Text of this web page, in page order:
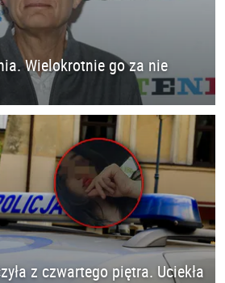
Wielokrotnie go za nie
z czwartego piętra. Uciekła